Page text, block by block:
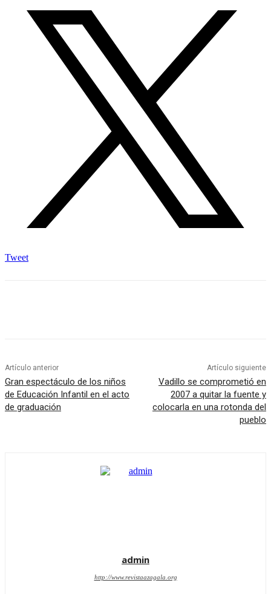
Tweet
Artículo anterior
Gran espectáculo de los niños
de Educación Infantil en el acto
de graduación
Artículo siguiente
Vadillo se comprometió en
2007 a quitar la fuente y
colocarla en una rotonda del
pueblo
admin
http://www.revistaazagala.org